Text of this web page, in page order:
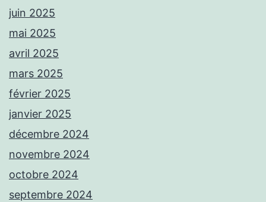
juin 2025
mai 2025
avril 2025
mars 2025
février 2025
janvier 2025
décembre 2024
novembre 2024
octobre 2024
septembre 2024